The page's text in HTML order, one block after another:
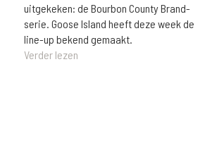
uitgekeken: de Bourbon County Brand-
serie. Goose Island heeft deze week de
line-up bekend gemaakt.
Verder lezen